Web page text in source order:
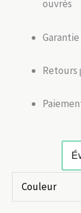
ouvrés
Retours
Couleur